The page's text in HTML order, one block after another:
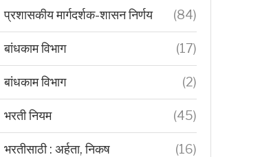
प्रशासकीय मार्गदर्शक-शासन निर्णय (84)
बांधकाम विभाग (17)
बांधकाम विभाग (2)
भरती नियम (45)
भरतीसाठी : अर्हता, निकष (16)